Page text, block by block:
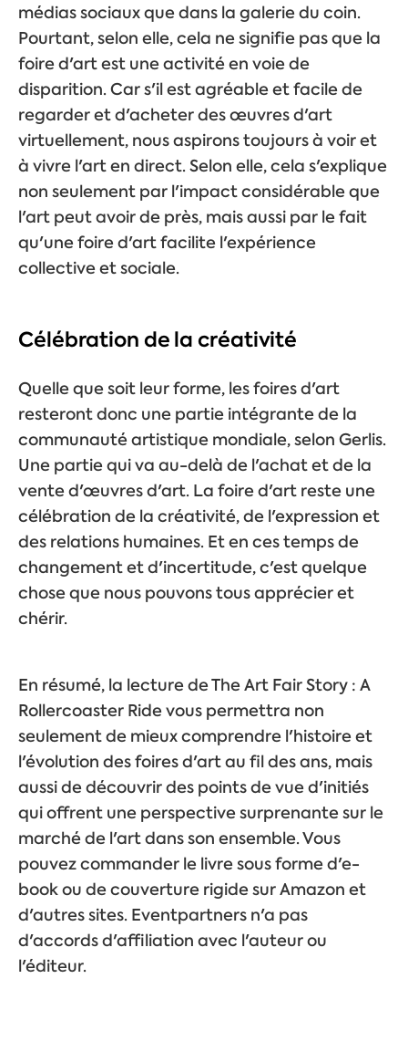
médias sociaux que dans la galerie du coin.
Pourtant, selon elle, cela ne signifie pas que la
foire d'art est une activité en voie de
disparition. Car s'il est agréable et facile de
regarder et d'acheter des œuvres d'art
virtuellement, nous aspirons toujours à voir et
à vivre l'art en direct. Selon elle, cela s'explique
non seulement par l'impact considérable que
l'art peut avoir de près, mais aussi par le fait
qu'une foire d'art facilite l'expérience
collective et sociale.
Célébration de la créativité
Quelle que soit leur forme, les foires d'art
resteront donc une partie intégrante de la
communauté artistique mondiale, selon Gerlis.
Une partie qui va au-delà de l'achat et de la
vente d'œuvres d'art. La foire d'art reste une
célébration de la créativité, de l'expression et
des relations humaines. Et en ces temps de
changement et d'incertitude, c'est quelque
chose que nous pouvons tous apprécier et
chérir.
En résumé, la lecture de The Art Fair Story : A
Rollercoaster Ride vous permettra non
seulement de mieux comprendre l'histoire et
l'évolution des foires d'art au fil des ans, mais
aussi de découvrir des points de vue d'initiés
qui offrent une perspective surprenante sur le
marché de l'art dans son ensemble. Vous
pouvez commander le livre sous forme d'e-
book ou de couverture rigide sur Amazon et
d'autres sites. Eventpartners n'a pas
d'accords d'affiliation avec l'auteur ou
l'éditeur.